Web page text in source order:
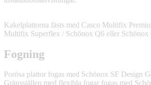
Kakelplattorna fästs med Casco Multifix
Multifix Superflex / Schönox Q6 eller Schönox
Fogning
Porösa plattor fogas med Schönox SF Design
Gränsställen med flexibla fogar fogas med